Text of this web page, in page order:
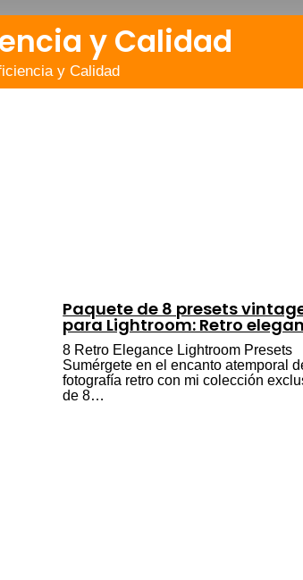
y Calidad
y Calidad
Paquete de 8 presets
para Lightroom: Retro
8 Retro Elegance Lightroom Presets
Sumérgete en el encanto atemporal
fotografía retro con mi colección
de 8…